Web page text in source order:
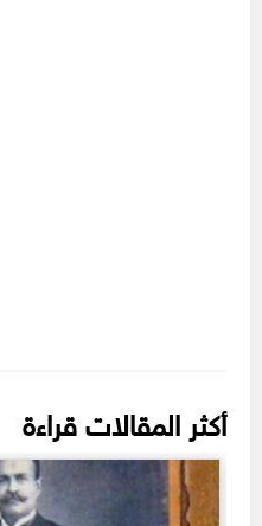
أكثر المقالات قراءة